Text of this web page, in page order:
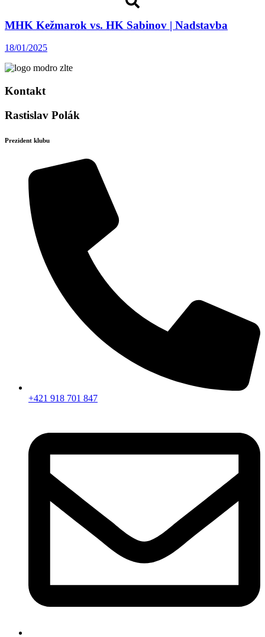
MHK Kežmarok vs. HK Sabinov | Nadstavba
18/01/2025
Kontakt
Rastislav Polák
Prezident klubu
+421 918 701 847